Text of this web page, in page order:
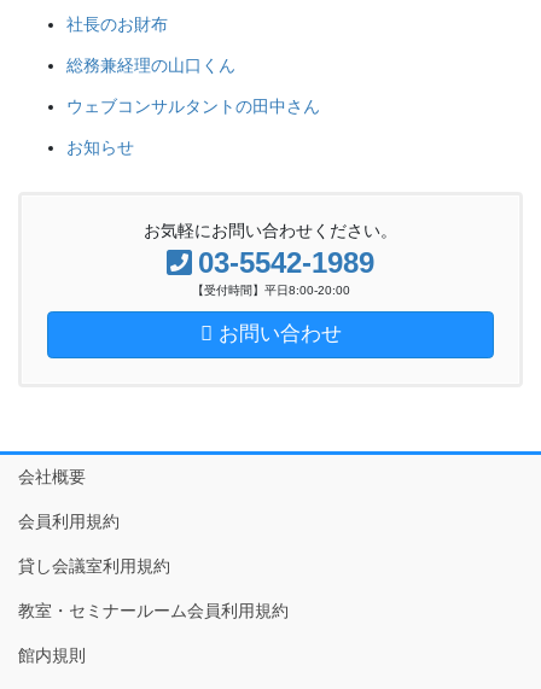
社長のお財布
総務兼経理の山口くん
ウェブコンサルタントの田中さん
お知らせ
お気軽にお問い合わせください。
03-5542-1989
【受付時間】平日8:00-20:00
お問い合わせ
会社概要
会員利用規約
貸し会議室利用規約
教室・セミナールーム会員利用規約
館内規則